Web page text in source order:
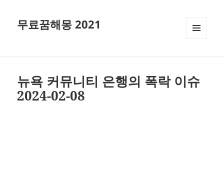
무료꿈해몽 2021
뉴욕 커뮤니티 은행의 폭락 이슈
2024-02-08